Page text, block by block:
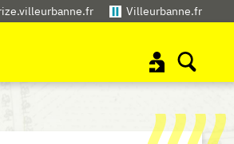
Villeurbanne.fr